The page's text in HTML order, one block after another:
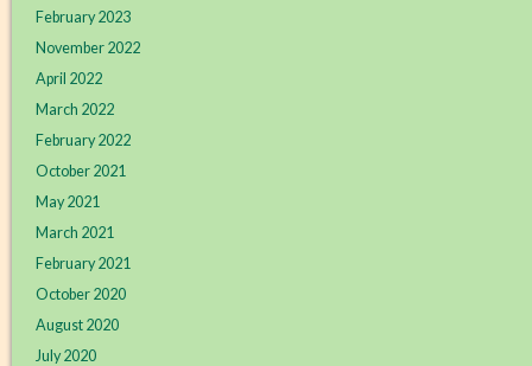
February 2023
November 2022
April 2022
March 2022
February 2022
October 2021
May 2021
March 2021
February 2021
October 2020
August 2020
July 2020